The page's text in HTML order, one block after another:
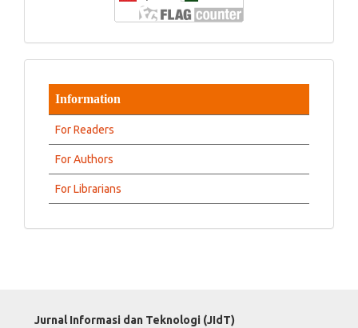
Information
For Readers
For Authors
For Librarians
Jurnal Informasi dan Teknologi (JIdT)